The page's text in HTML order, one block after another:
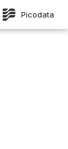
Picodata